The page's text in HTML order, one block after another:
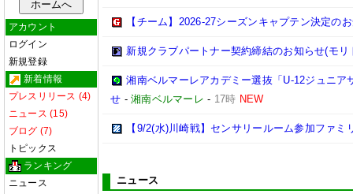
アカウント
ログイン
新規登録
新着情報
プレスリリース (4)
ニュース (15)
ブログ (7)
トピックス
ランキング
ニュース
【チーム】2026-27シーズンキャプテン決定の
新規クラブパートナー契約締結のお知らせ(モ
湘南ベルマーレアカデミー選抜「U-12ジュニ
せ -湘南ベルマーレ - 17時 NEW
【9/2(水)川崎戦】センサリールーム参加ファミ
ニュース